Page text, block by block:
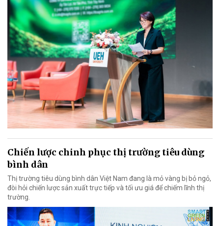
Chiến lược chinh phục thị trường tiêu dùng
bình dân
Thị trường tiêu dùng bình dân Việt Nam đang là mỏ vàng bị bỏ ngỏ,
đòi hỏi chiến lược sản xuất trực tiếp và tối ưu giá để chiếm lĩnh thị
trường.